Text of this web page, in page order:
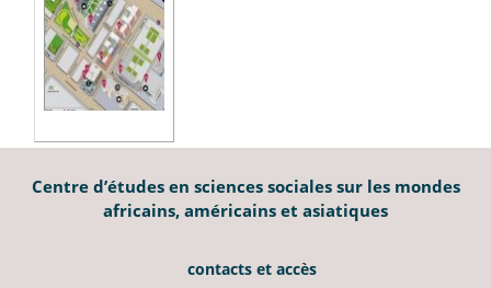
Centre d’études en sciences sociales sur les mondes
africains, américains et asiatiques
contacts et accès